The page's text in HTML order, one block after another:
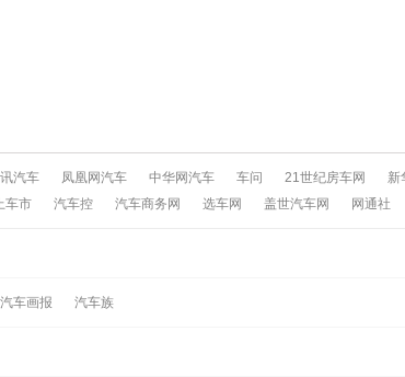
汽车 凤凰网汽车 中华网汽车 车问 21世纪房车网 新
车市 汽车控 汽车商务网 选车网 盖世汽车网 网通社
车画报 汽车族